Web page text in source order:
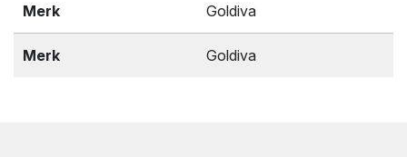
Merk Goldiva
Merk Goldiva